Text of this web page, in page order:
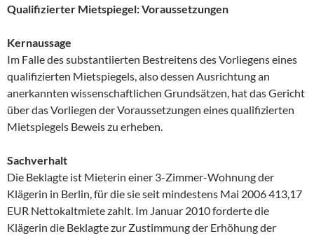
Qualifizierter Mietspiegel: Voraussetzungen
Kernaussage
Im Falle des substantiierten Bestreitens des Vorliegens eines
qualifizierten Mietspiegels, also dessen Ausrichtung an
anerkannten wissenschaftlichen Grundsätzen, hat das Gericht
über das Vorliegen der Voraussetzungen eines qualifizierten
Mietspiegels Beweis zu erheben.
Sachverhalt
Die Beklagte ist Mieterin einer 3-Zimmer-Wohnung der
Klägerin in Berlin, für die sie seit mindestens Mai 2006 413,17
EUR Nettokaltmiete zahlt. Im Januar 2010 forderte die
Klägerin die Beklagte zur Zustimmung der Erhöhung der